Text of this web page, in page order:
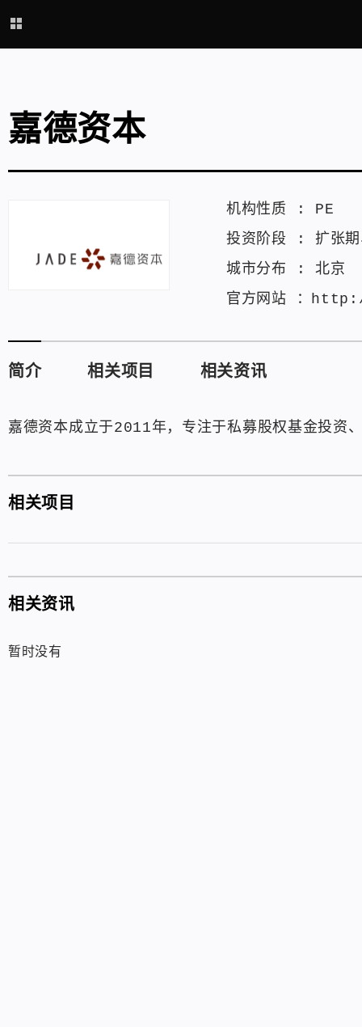
嘉德资本
机构性质 : PE
投资阶段 : 扩张期
城市分布 : 北京
官方网站 ：
简介 相关项目 相关资讯
嘉德资本成立于2011年，专注于私募股权基金投资
相关项目
相关资讯
暂时没有